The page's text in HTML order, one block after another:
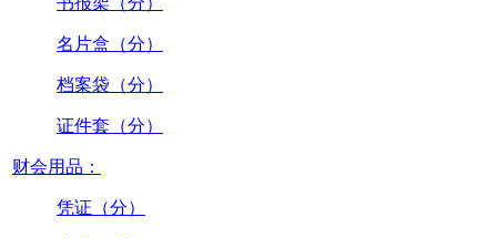
名片盒（分）
档案袋（分）
证件套（分）
财会用品：
凭证（分）